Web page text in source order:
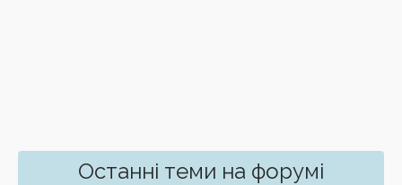
Останні теми на форумі